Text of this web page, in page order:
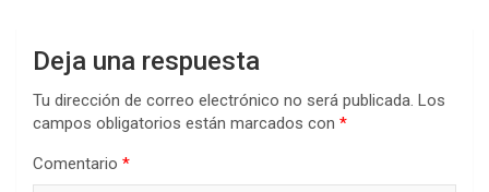
Deja una respuesta
Tu dirección de correo electrónico no será publicada. Los
campos obligatorios están marcados con *
Comentario *